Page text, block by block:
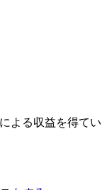
よる収益を得てい